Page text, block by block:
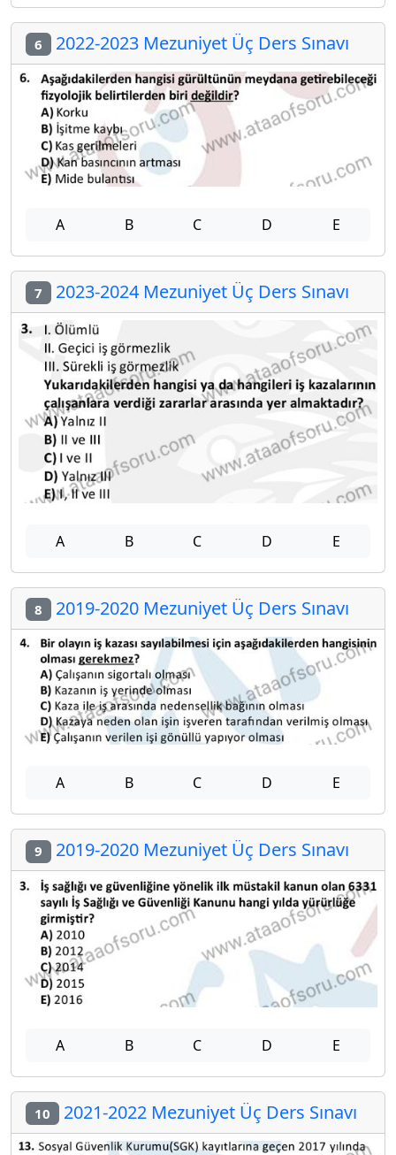
6 2022-2023 Mezuniyet Üç Ders Sınavı
A B C D E
7 2023-2024 Mezuniyet Üç Ders Sınavı
A B C D E
8 2019-2020 Mezuniyet Üç Ders Sınavı
A B C D E
9 2019-2020 Mezuniyet Üç Ders Sınavı
A B C D E
10 2021-2022 Mezuniyet Üç Ders Sınavı